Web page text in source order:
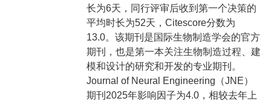
长为6天，同行评审后收到第一个决策的
平均时长为52天，Citescore分数为
13.0。该期刊是国际生物制造学会的官方
期刊，也是第一本关注生物制造过程、建
模和设计的研究和开发的专业期刊。
Journal of Neural Engineering（JNE）
期刊2025年影响因子为4.0，相较去年上